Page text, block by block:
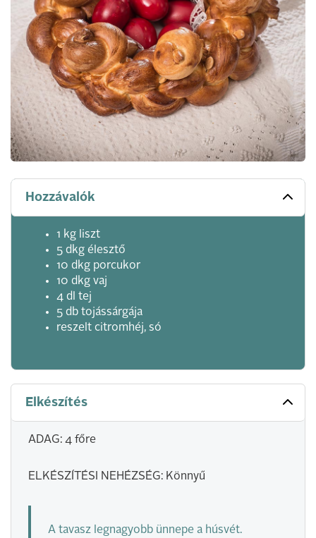
Hozzávalók
1 kg liszt
5 dkg élesztő
10 dkg porcukor
10 dkg vaj
4 dl tej
5 db tojássárgája
reszelt citromhéj, só
Elkészítés
ADAG: 4 főre
ELKÉSZÍTÉSI NEHÉZSÉG: Könnyű
A tavasz legnagyobb ünnepe a húsvét.